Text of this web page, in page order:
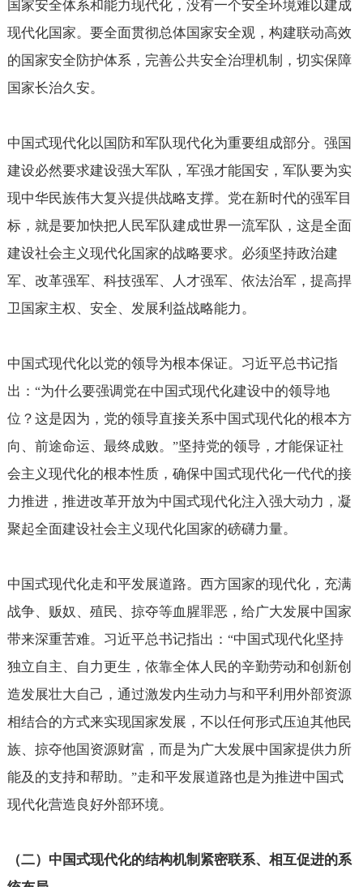
国家安全体系和能力现代化，没有一个安全环境难以建成
现代化国家。要全面贯彻总体国家安全观，构建联动高效
的国家安全防护体系，完善公共安全治理机制，切实保障
国家长治久安。
中国式现代化以国防和军队现代化为重要组成部分。强国
建设必然要求建设强大军队，军强才能国安，军队要为实
现中华民族伟大复兴提供战略支撑。党在新时代的强军目
标，就是要加快把人民军队建成世界一流军队，这是全面
建设社会主义现代化国家的战略要求。必须坚持政治建
军、改革强军、科技强军、人才强军、依法治军，提高捍
卫国家主权、安全、发展利益战略能力。
中国式现代化以党的领导为根本保证。习近平总书记指
出： “为什么要强调党在中国式现代化建设中的领导地
位？这是因为，党的领导直接关系中国式现代化的根本方
向、前途命运、最终成败。 ”坚持党的领导，才能保证社
会主义现代化的根本性质，确保中国式现代化一代代的接
力推进，推进改革开放为中国式现代化注入强大动力，凝
聚起全面建设社会主义现代化国家的磅礴力量。
中国式现代化走和平发展道路。西方国家的现代化，充满
战争、贩奴、殖民、掠夺等血腥罪恶，给广大发展中国家
带来深重苦难。习近平总书记指出： “中国式现代化坚持
独立自主、自力更生，依靠全体人民的辛勤劳动和创新创
造发展壮大自己，通过激发内生动力与和平利用外部资源
相结合的方式来实现国家发展，不以任何形式压迫其他民
族、掠夺他国资源财富，而是为广大发展中国家提供力所
能及的支持和帮助。 ”走和平发展道路也是为推进中国式
现代化营造良好外部环境。
（二）中国式现代化的结构机制紧密联系、相互促进的系